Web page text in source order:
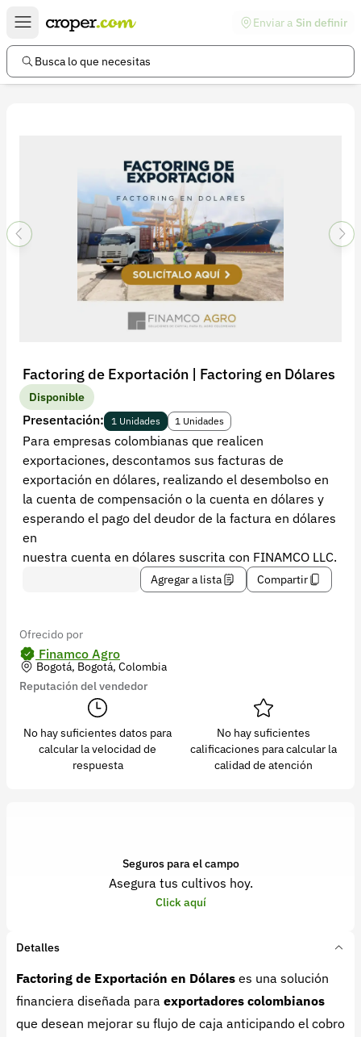
Enviar a Sin definir
Busca lo que necesitas
Factoring de Exportación | Factoring en Dólares
Disponible
Presentación: 1 Unidades 1 Unidades
Para empresas colombianas que realicen
exportaciones, descontamos sus facturas de
exportación en dólares, realizando el desembolso en
la cuenta de compensación o la cuenta en dólares y
esperando el pago del deudor de la factura en dólares
en
nuestra cuenta en dólares suscrita con FINAMCO LLC.
Agregar a lista Compartir
Ofrecido por
Finamco Agro
Bogotá, Bogotá, Colombia
Reputación del vendedor
No hay suficientes datos para
calcular la velocidad de
respuesta
No hay suficientes
calificaciones para calcular la
calidad de atención
Seguros para el campo
Asegura tus cultivos hoy.
Click aquí
Detalles
Factoring de Exportación en Dólares es una solución
financiera diseñada para exportadores colombianos
que desean mejorar su flujo de caja anticipando el cobro
Enlaces de interés
Preguntas frecuentes
Términos y condiciones
Política de devoluciones
Política de privacidad
Iniciar sesión
Recuperar contraseña
Contacto
Soporte
+57 323 2931928
contacto@croper.com
© 2026 Croper.com Todos los derechos reservados
Versión 5.45.0